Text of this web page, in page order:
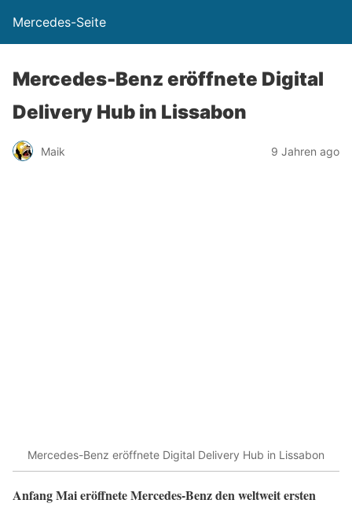
Mercedes-Seite
Mercedes-Benz eröffnete Digital
Delivery Hub in Lissabon
Maik 9 Jahren ago
Mercedes-Benz eröffnete Digital Delivery Hub in Lissabon
Anfang Mai eröffnete Mercedes-Benz den weltweit ersten